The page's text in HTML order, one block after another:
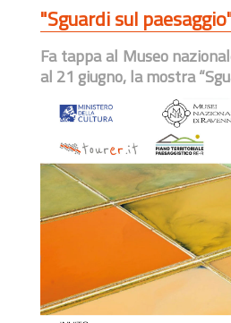
"Sguardi sul
Fa tappa al Museo
al 21 giugno, la mostra